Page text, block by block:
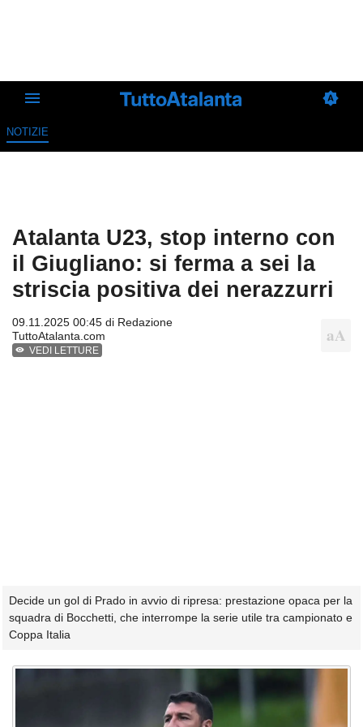
NOTIZIE
Atalanta U23, stop interno con
il Giugliano: si ferma a sei la
striscia positiva dei nerazzurri
09.11.2025 00:45 di Redazione
TuttoAtalanta.com
VEDI LETTURE
Decide un gol di Prado in avvio di ripresa: prestazione opaca per la
squadra di Bocchetti, che interrompe la serie utile tra campionato e
Coppa Italia